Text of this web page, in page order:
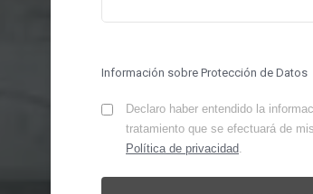
Información sobre Protección de Datos
Declaro haber entendido la
tratamiento que se efectuará de
Política de privacidad.